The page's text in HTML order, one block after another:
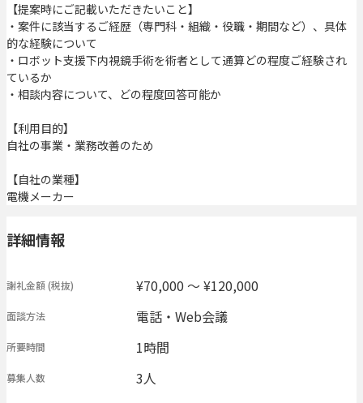
【提案時にご記載いただきたいこと】
・案件に該当するご経歴（専門科・組織・役職・期間など）、具体
的な経験について
・ロボット支援下内視鏡手術を術者として通算どの程度ご経験され
ているか
・相談内容について、どの程度回答可能か
【利用目的】
自社の事業・業務改善のため
【自社の業種】
電機メーカー
詳細情報
謝礼金額(税抜) ¥70,000 〜 ¥120,000
面談方法 電話・Web会議
所要時間 1時間
募集人数 3人